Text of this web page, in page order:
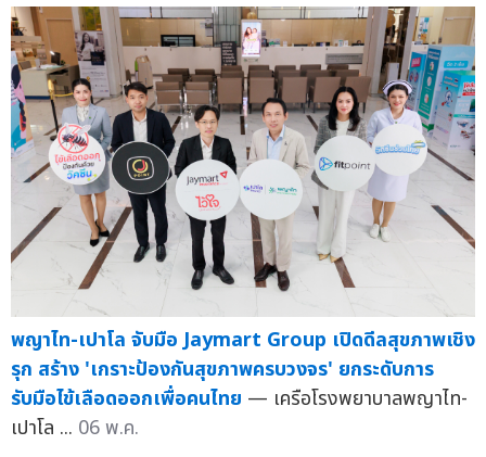
พญาไท-เปาโล จับมือ Jaymart Group เปิดดีลสุขภาพเชิง
รุก สร้าง 'เกราะป้องกันสุขภาพครบวงจร' ยกระดับการ
รับมือไข้เลือดออกเพื่อคนไทย — เครือโรงพยาบาลพญาไท-
เปาโล ... 06 พ.ค.